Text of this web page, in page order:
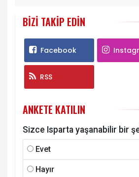
BIZI TAKIP EDIN
Facebook
RSS
ANKETE KATILIN
Sizce Isparta yaşanabilir bir
Evet
Hayır